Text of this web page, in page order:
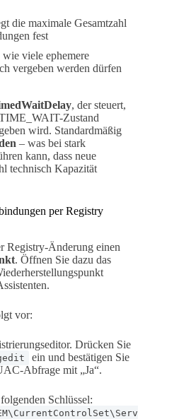
die maximale Gesamtzahl
fest
viele ephemere
vergeben werden dürfen
, der steuert,
Zustand
wird. Standardmäßig
– was bei stark
kann, dass neue
technisch Kapazität
per Registry
Registry-Änderung einen
. Öffnen Sie dazu das
vor:
Drücken Sie
ein und bestätigen Sie
Abfrage mit „Ja“.
Schlüssel: